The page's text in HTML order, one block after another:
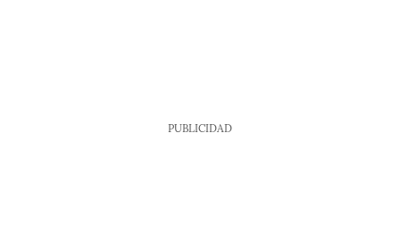
PUBLICIDAD